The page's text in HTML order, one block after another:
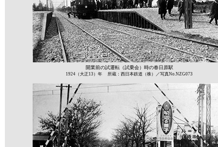
開業前の試運転（試乗会）時の春日原駅
1924（大正13）年 所蔵：西日本鉄道（株）／写真No.NZG073